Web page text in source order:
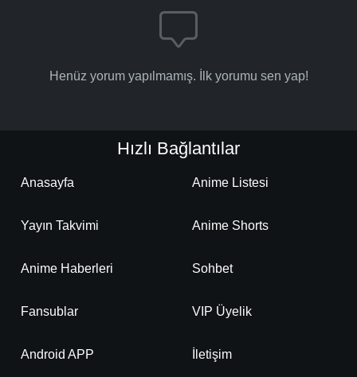
Henüz yorum yapılmamış. İlk yorumu sen yap!
Hızlı Bağlantılar
Anasayfa Anime Listesi
Yayın Takvimi Anime Shorts
Anime Haberleri Sohbet
Fansublar VIP Üyelik
Android APP İletişim